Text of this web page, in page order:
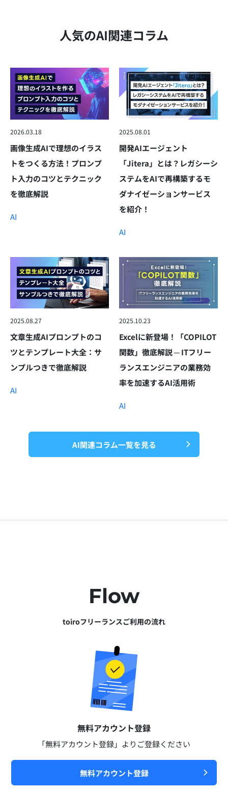
人気のAI関連コラム
2026.03.18
画像生成AIで理想のイラス
トをつくる方法！プロンプ
ト入力のコツとテクニック
を徹底解説
AI
2025.08.01
開発AIエージェント
「Jitera」とは？レガシーシ
ステムをAIで再構築するモ
ダナイゼーションサービス
を紹介！
AI
2025.08.27
文章生成AIプロンプトのコ
ツとテンプレート大全：サ
ンプルつきで徹底解説
AI
2025.10.23
Excelに新登場！「COPILOT
関数」徹底解説 ─ ITフリー
ランスエンジニアの業務効
率を加速するAI活用術
AI
AI関連コラム一覧を見る
Flow
toiroフリーランスご利用の流れ
無料アカウント登録​
「無料アカウント登録」よりご登録ください​
無料アカウント登録